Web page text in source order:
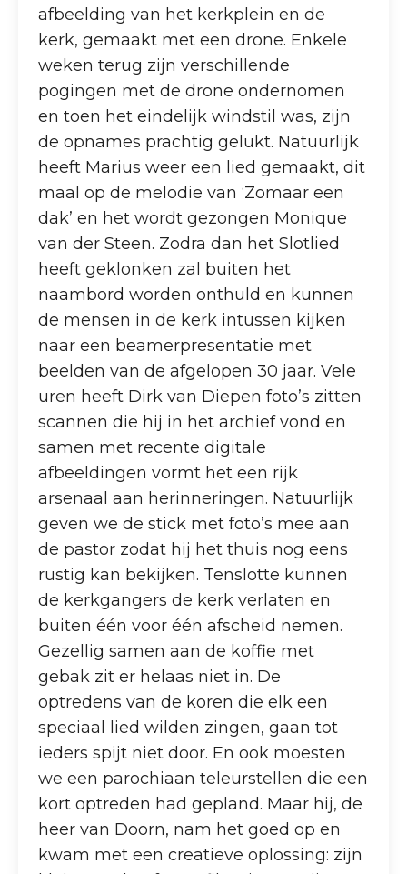
afbeelding van het kerkplein en de
kerk, gemaakt met een drone. Enkele
weken terug zijn verschillende
pogingen met de drone ondernomen
en toen het eindelijk windstil was, zijn
de opnames prachtig gelukt. Natuurlijk
heeft Marius weer een lied gemaakt, dit
maal op de melodie van ‘Zomaar een
dak’ en het wordt gezongen Monique
van der Steen. Zodra dan het Slotlied
heeft geklonken zal buiten het
naambord worden onthuld en kunnen
de mensen in de kerk intussen kijken
naar een beamerpresentatie met
beelden van de afgelopen 30 jaar. Vele
uren heeft Dirk van Diepen foto’s zitten
scannen die hij in het archief vond en
samen met recente digitale
afbeeldingen vormt het een rijk
arsenaal aan herinneringen. Natuurlijk
geven we de stick met foto’s mee aan
de pastor zodat hij het thuis nog eens
rustig kan bekijken. Tenslotte kunnen
de kerkgangers de kerk verlaten en
buiten één voor één afscheid nemen.
Gezellig samen aan de koffie met
gebak zit er helaas niet in. De
optredens van de koren die elk een
speciaal lied wilden zingen, gaan tot
ieders spijt niet door. En ook moesten
we een parochiaan teleurstellen die een
kort optreden had gepland. Maar hij, de
heer van Doorn, nam het goed op en
kwam met een creatieve oplossing: zijn